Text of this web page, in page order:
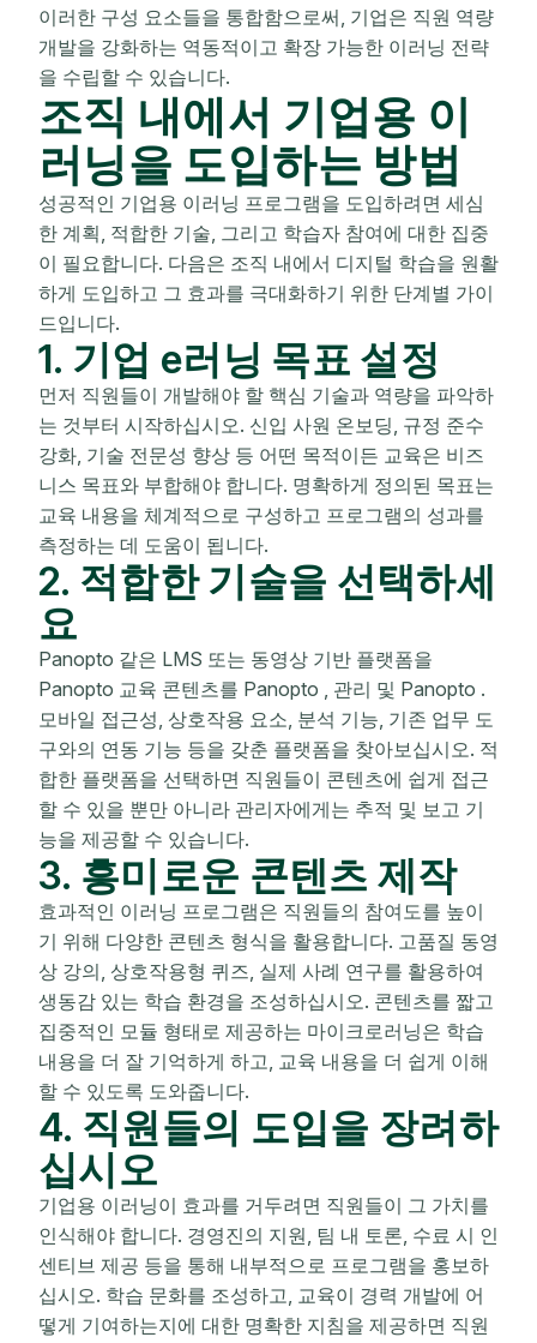
이러한 구성 요소들을 통합함으로써, 기업은 직원 역량
개발을 강화하는 역동적이고 확장 가능한 이러닝 전략
을 수립할 수 있습니다.
조직 내에서 기업용 이
러닝을 도입하는 방법
성공적인 기업용 이러닝 프로그램을 도입하려면 세심
한 계획, 적합한 기술, 그리고 학습자 참여에 대한 집중
이 필요합니다. 다음은 조직 내에서 디지털 학습을 원활
하게 도입하고 그 효과를 극대화하기 위한 단계별 가이
드입니다.
1. 기업 e러닝 목표 설정
먼저 직원들이 개발해야 할 핵심 기술과 역량을 파악하
는 것부터 시작하십시오. 신입 사원 온보딩, 규정 준수
강화, 기술 전문성 향상 등 어떤 목적이든 교육은 비즈
니스 목표와 부합해야 합니다. 명확하게 정의된 목표는
교육 내용을 체계적으로 구성하고 프로그램의 성과를
측정하는 데 도움이 됩니다.
2. 적합한 기술을 선택하세
요
Panopto 같은 LMS 또는 동영상 기반 플랫폼을
Panopto 교육 콘텐츠를 Panopto , 관리 및 Panopto .
모바일 접근성, 상호작용 요소, 분석 기능, 기존 업무 도
구와의 연동 기능 등을 갖춘 플랫폼을 찾아보십시오. 적
합한 플랫폼을 선택하면 직원들이 콘텐츠에 쉽게 접근
할 수 있을 뿐만 아니라 관리자에게는 추적 및 보고 기
능을 제공할 수 있습니다.
3. 흥미로운 콘텐츠 제작
효과적인 이러닝 프로그램은 직원들의 참여도를 높이
기 위해 다양한 콘텐츠 형식을 활용합니다. 고품질 동영
상 강의, 상호작용형 퀴즈, 실제 사례 연구를 활용하여
생동감 있는 학습 환경을 조성하십시오. 콘텐츠를 짧고
집중적인 모듈 형태로 제공하는 마이크로러닝은 학습
내용을 더 잘 기억하게 하고, 교육 내용을 더 쉽게 이해
할 수 있도록 도와줍니다.
4. 직원들의 도입을 장려하
십시오
기업용 이러닝이 효과를 거두려면 직원들이 그 가치를
인식해야 합니다. 경영진의 지원, 팀 내 토론, 수료 시 인
센티브 제공 등을 통해 내부적으로 프로그램을 홍보하
십시오. 학습 문화를 조성하고, 교육이 경력 개발에 어
떻게 기여하는지에 대한 명확한 지침을 제공하면 직원